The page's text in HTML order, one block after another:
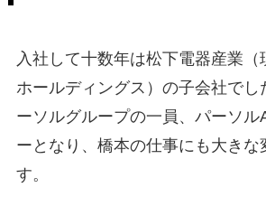
入社して十数年は松下電器産業（
ホールディングス）の子会社でし
ーソルグループの一員、パーソル
ーとなり、橋本の仕事にも大きな
す。